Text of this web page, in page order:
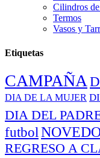
Cilindros
Termos
Vasos y
Etiquetas
CAMPAÑA
DIA DE LA MUJER
DIA DEL
futbol
REGRESO A